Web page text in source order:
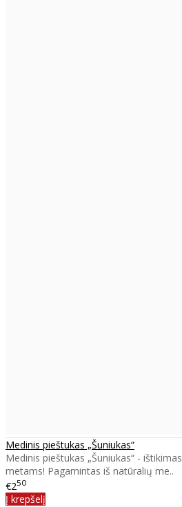
Medinis pieštukas „Šuniukas“
Medinis pieštukas „Šuniukas“ -
metams! Pagamintas iš natūralių me..
€250
Į krepšelį